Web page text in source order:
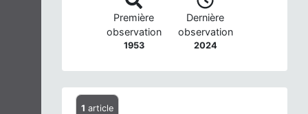
Première
observation
1953
Dernière
observation
2024
1 article